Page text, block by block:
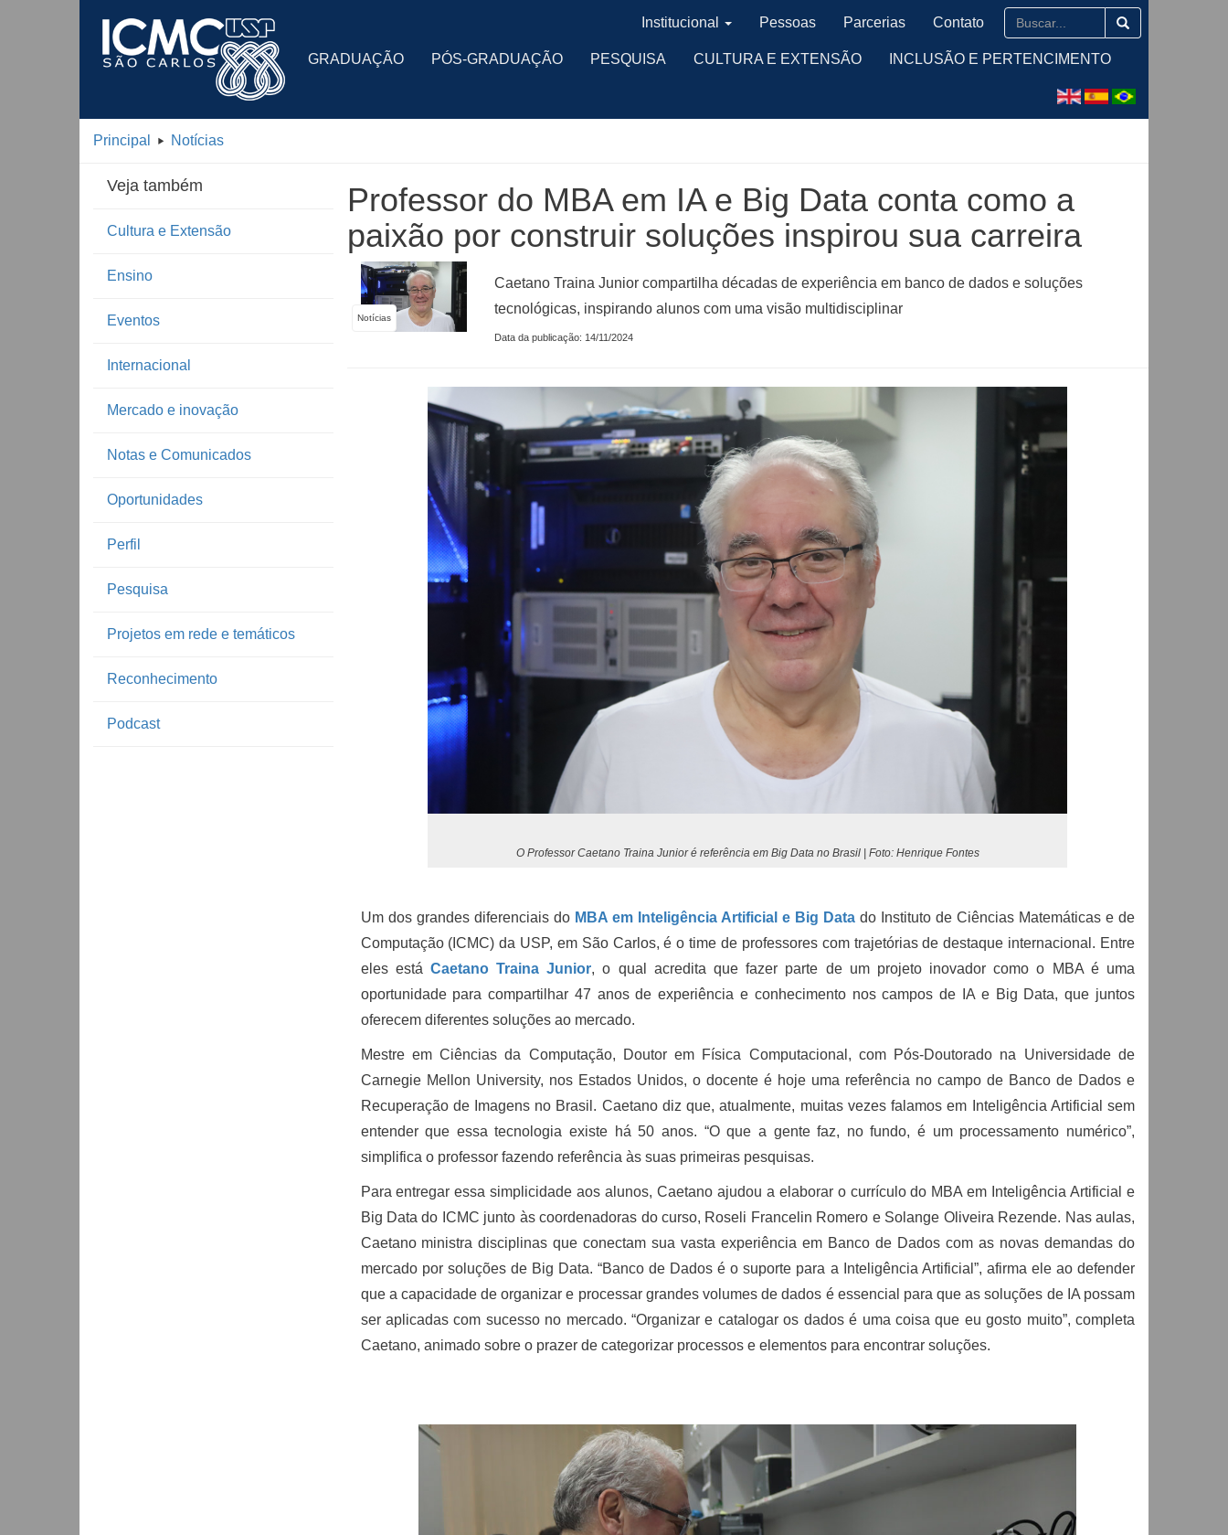
GRADUAÇÃO PÓS-GRADUAÇÃO PESQUISA CULTURA E EXTENSÃO INCLUSÃO E PERTENCIMENTO
Institucional Pessoas Parcerias Contato
Principal Notícias
Veja também
Cultura e Extensão
Ensino
Eventos
Internacional
Mercado e inovação
Notas e Comunicados
Oportunidades
Perfil
Pesquisa
Projetos em rede e temáticos
Reconhecimento
Podcast
Professor do MBA em IA e Big Data conta como a
paixão por construir soluções inspirou sua carreira
Notícias
Caetano Traina Junior compartilha décadas de experiência em banco de dados e soluções
tecnológicas, inspirando alunos com uma visão multidisciplinar
Data da publicação: 14/11/2024
O Professor Caetano Traina Junior é referência em Big Data no Brasil | Foto: Henrique Fontes
Um dos grandes diferenciais do MBA em Inteligência Artificial e Big Datado Instituto de Ciências Matemáticas e de
Computação (ICMC) da USP, em São Carlos, é o time de professores com trajetórias de destaque internacional. Entre
eles está Caetano Traina Junior, o qual acredita que fazer parte de um projeto inovador como o MBA é uma
oportunidade para compartilhar 47 anos de experiência e conhecimento nos campos de IA e Big Data, que juntos
oferecem diferentes soluções ao mercado.
Mestre em Ciências da Computação, Doutor em Física Computacional, com Pós-Doutorado na Universidade de
Carnegie Mellon University, nos Estados Unidos, o docente é hoje uma referência no campo de Banco de Dados e
Recuperação de Imagens no Brasil. Caetano diz que, atualmente, muitas vezes falamos em Inteligência Artificial sem
entender que essa tecnologia existe há 50 anos. “O que a gente faz, no fundo, é um processamento numérico”,
simplifica o professor fazendo referência às suas primeiras pesquisas.
Para entregar essa simplicidade aos alunos, Caetano ajudou a elaborar o currículo do MBA em Inteligência Artificial e
Big Data do ICMC junto às coordenadoras do curso, Roseli Francelin Romero e Solange Oliveira Rezende. Nas aulas,
Caetano ministra disciplinas que conectam sua vasta experiência em Banco de Dados com as novas demandas do
mercado por soluções de Big Data. “Banco de Dados é o suporte para a Inteligência Artificial”, afirma ele ao defender
que a capacidade de organizar e processar grandes volumes de dados é essencial para que as soluções de IA possam
ser aplicadas com sucesso no mercado. “Organizar e catalogar os dados é uma coisa que eu gosto muito”, completa
Caetano, animado sobre o prazer de categorizar processos e elementos para encontrar soluções.